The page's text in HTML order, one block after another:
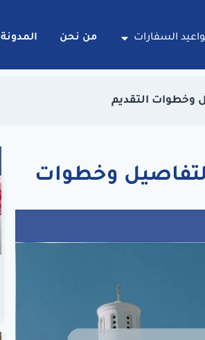
السفارات من نحن المدونة
وخطوات التقديم
وخطوات